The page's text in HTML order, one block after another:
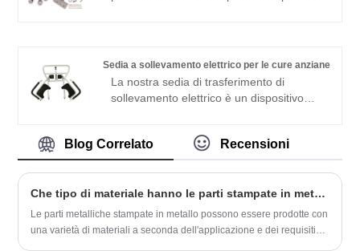
con ritmi di consegna rapidi.
realizzati in Cina a grossisti di tutto il
mondo. Abbiamo una propria fabbrica e
forniamo servizi OEM/ODM. Non solo
supportiamo servizi personalizzati, ma
per effettuare un ordine.
Sedia a sollevamento elettrico per le cure anziane
La nostra sedia di trasferimento di
sollevamento elettrico è un dispositivo
aiutare i pazienti a trasferire tra letti, tavoli
da pranzo, sedie, divani, bagni, ecc.,
e i rischi per la sicurezza di caregiver, tate
e familiari e migliorando notevolmente la
sicurezza delle persone trasferite e
Blog Correlato Recensioni
Che tipo di materiale hanno le parti stampate in metallo hardware?
Le parti metalliche stampate in metallo possono essere prodotte con
una varietà di materiali a seconda dell'applicazione e dei requisiti